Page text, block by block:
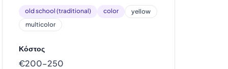
old school (traditional) color
yellow
multicolor
Κόστος
€200–250